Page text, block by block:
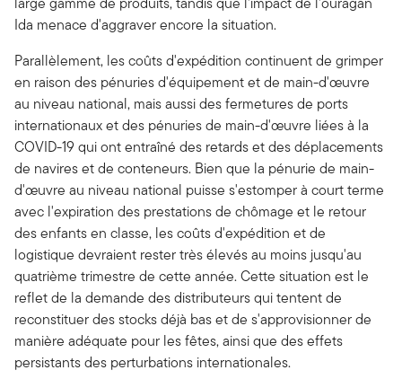
Ida menace d'aggraver encore la situation.
Parallèlement, les coûts d'expédition continuent de grimper
en raison des pénuries d'équipement et de main-d'œuvre
au niveau national, mais aussi des fermetures de ports
internationaux et des pénuries de main-d'œuvre liées à la
COVID-19 qui ont entraîné des retards et des déplacements
de navires et de conteneurs. Bien que la pénurie de main-
d'œuvre au niveau national puisse s'estomper à court terme
avec l'expiration des prestations de chômage et le retour
des enfants en classe, les coûts d'expédition et de
logistique devraient rester très élevés au moins jusqu'au
quatrième trimestre de cette année. Cette situation est le
reflet de la demande des distributeurs qui tentent de
reconstituer des stocks déjà bas et de s'approvisionner de
manière adéquate pour les fêtes, ainsi que des effets
persistants des perturbations internationales.